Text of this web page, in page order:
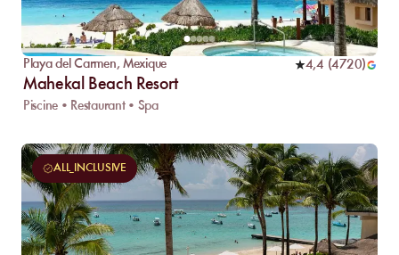
Playa del Carmen, Mexique 4,4 (4720)
Mahekal Beach Resort
Piscine • Restaurant • Spa
ALL_INCLUSIVE